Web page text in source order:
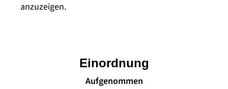
anzuzeigen.
Aufgenommen
Einordnung